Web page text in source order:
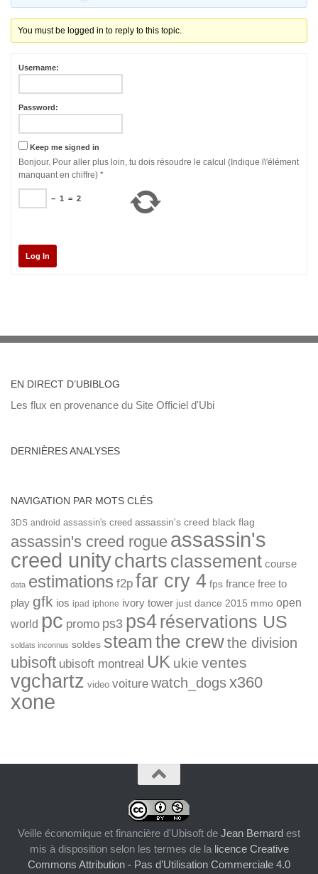
You must be logged in to reply to this topic.
Username:
Password:
Keep me signed in
Bonjour. Pour aller plus loin, tu dois résoudre le calcul (Indique l\'élément
manquant en chiffre) *
− 1 = 2
Log In
EN DIRECT D’UBIBLOG
Les flux en provenance du Site Officiel d'Ubi
DERNIÈRES ANALYSES
NAVIGATION PAR MOTS CLÉS
3DS android assassin's creed assassin's creed black flag
assassin's creed rogue assassin's
creed unitycharts classement course
data estimations f2p far cry 4 fps france free to
play gfk ios ipad iphone ivory tower just dance 2015 mmo open
world pc promo ps3 ps4réservations US
soldats inconnus soldes steamthe crewthe division
ubisoft ubisoft montreal UK ukie ventes
vgchartz video voiture watch_dogsx360
xone
Veille économique et financière d'Ubisoft de Jean Bernard est
mis à disposition selon les termes de la licence Creative
Commons Attribution - Pas d’Utilisation Commerciale 4.0